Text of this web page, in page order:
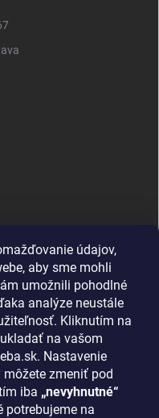
údajov,
aby sme mohli
umožnili pohodlné
analýze neustále
Kliknutím na
na vašom
Nastavenie
môžete zmeniť pod
iba „nevyhnutné“
potrebujeme na